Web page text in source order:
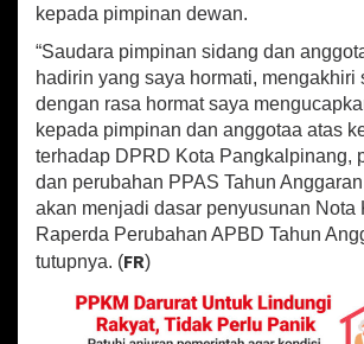
kepada pimpinan dewan.
“Saudara pimpinan sidang dan
hadirin yang saya hormati, mengakhiri
dengan rasa hormat saya
kepada pimpinan dan anggotaa atas
terhadap DPRD Kota Pangkalpinang,
dan perubahan PPAS Tahun
akan menjadi dasar penyusunan Nota
Raperda Perubahan APBD Tahun
tutupnya. (FR)